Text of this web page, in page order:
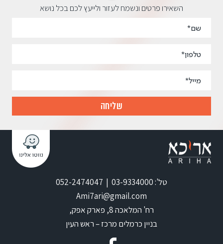
השאירו פרטים ונשמח לעזור ולייעץ לכם בכל נושא
טל': 03-9334000 | 052-2474047
Ami7ari@gmail.com
רח' המלאכה 8, פארק אפק,
בניין כרמלים מרכז – ראש העין